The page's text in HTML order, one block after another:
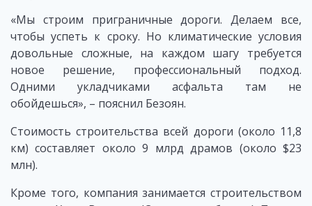
«Мы строим приграничные дороги. Делаем все,
чтобы успеть к сроку. Но климатические условия
довольные сложные, на каждом шагу требуется
новое решение, профессиональный подход.
Одними укладчиками асфальта там не
обойдешься», – пояснил Безоян.
Стоимость строительства всей дороги (около 11,8
км) составляет около 9 млрд драмов (около $23
млн).
Кроме того, компания занимается строительством